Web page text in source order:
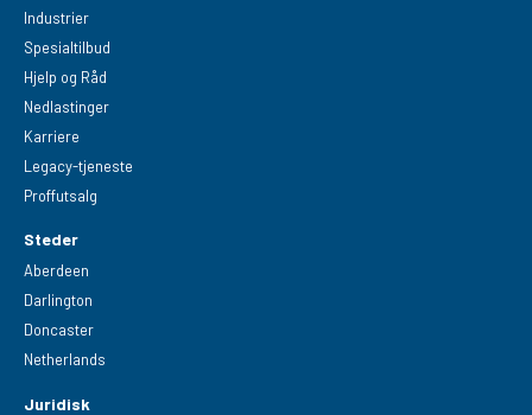
Industrier
Spesialtilbud
Hjelp og Råd
Nedlastinger
Karriere
Legacy-tjeneste
Proffutsalg
Steder
Aberdeen
Darlington
Doncaster
Netherlands
Juridisk